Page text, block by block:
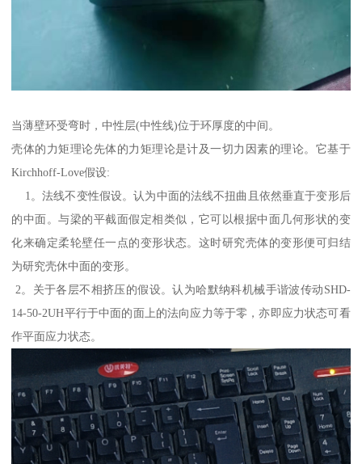
当薄壁环受弯时，中性层(中性线)位于环厚度的中间。
壳体的力矩理论先体的力矩理论是计及一切力因素的理论。它基于
Kirchhoff-Love假设:
1。法线不变性假设。认为中面的法线不扭曲且依然垂直于变形后
的中面。与梁的平截面假定相类似，它可以根据中面几何形状的变
化来确定柔轮壁任一点的变形状态。这时研究壳体的变形便可归结
为研究壳休中面的变形。
2。关于各层不相挤压的假设。认为哈默纳科机械手谐波传动SHD-
14-50-2UH平行于中面的面上的法向应力等于零，亦即应力状态可看
作平面应力状态。